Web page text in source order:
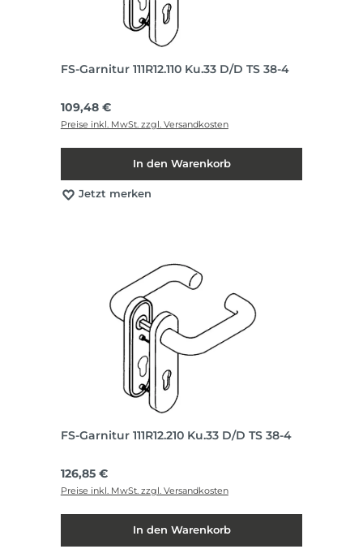
FS-Garnitur 111R12.110 Ku.33 D/D TS 38-4
Regulärer Preis:
109,48 €
Preise inkl. MwSt. zzgl. Versandkosten
In den Warenkorb
Jetzt merken
FS-Garnitur 111R12.210 Ku.33 D/D TS 38-4
Regulärer Preis:
126,85 €
Preise inkl. MwSt. zzgl. Versandkosten
In den Warenkorb